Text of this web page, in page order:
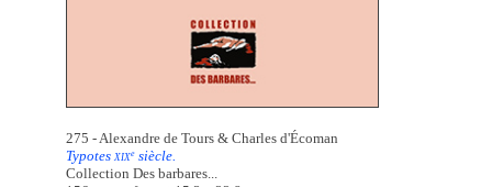
275 - Alexandre de Tours & Charles d'Écoman
TypotesXIXesiècle.
Collection Des barbares...